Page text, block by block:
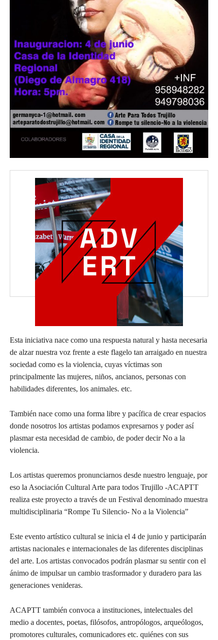
Esta iniciativa nace como una respuesta natural y hasta necesaria
de alzar nuestra voz frente a este flagelo tan arraigado en nuestra
sociedad como es la violencia, cuyas víctimas son
principalmente las mujeres, niños, ancianos, personas con
habilidades diferentes, los animales. etc.
También nace como una forma libre y pacífica de crear espacios
donde nosotros los artistas podamos expresarnos y poder así
plasmar esta necesidad de cambio, de poder decir No a la
violencia.
Los artistas queremos pronunciarnos desde nuestro lenguaje, por
eso la Asociación Cultural Arte para todos Trujillo -ACAPTT
realiza este proyecto a través de un Festival denominado muestra
multidisciplinaria “Rompe Tu Silencio- No a la Violencia”
Este evento artístico cultural se inicia el 4 de junio y participarán
artistas nacionales e internacionales de las diferentes disciplinas
del arte. Los artistas convocados podrán plasmar su sentir con el
ánimo de impulsar un cambio trasformador y duradero para las
generaciones venideras.
ACAPTT también convoca a instituciones, intelectuales del
medio a docentes, poetas, filósofos, antropólogos, arqueólogos,
promotores culturales, comunicadores etc. quiénes con sus